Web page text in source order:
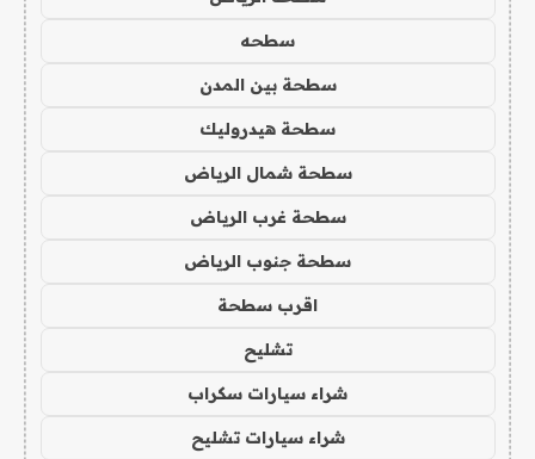
سطحه
سطحة بين المدن
سطحة هيدروليك
سطحة شمال الرياض
سطحة غرب الرياض
سطحة جنوب الرياض
اقرب سطحة
تشليح
شراء سيارات سكراب
شراء سيارات تشليح